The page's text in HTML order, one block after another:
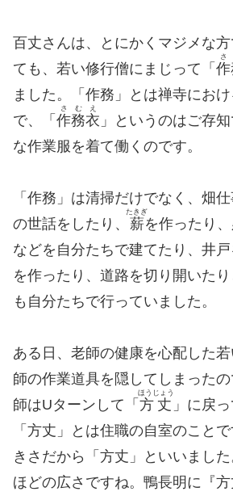
百丈さんは、とにかくマジメな
ても、若い修行僧にまじって「 作
さ
ました。「作務」とは禅寺にお
で、「 作務衣
さむえ
」というのはご存
な作業服を着て働くのです。
「作務」は清掃だけでなく、畑
の世話をしたり、 薪
たきぎ
を作ったり
などを自分たちで建てたり、井
を作ったり、道路を切り開いた
も自分たちで行っていました。
ある日、老師の健康を心配した
師の作業道具を隠してしまった
師はUターンして「 方丈
ほうじょう
」に戻
「方丈」とは住職の自室のこと
きさだから「方丈」といいまし
ほどの広さですね。鴨長明に『